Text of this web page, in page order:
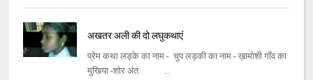
अखतर अली की दो लघुकथाएं
प्रेम कथा लड़के का नाम - चुप लड़की का नाम - ख़ामोशी गाँव का
मुखिया -शोर अंत ...